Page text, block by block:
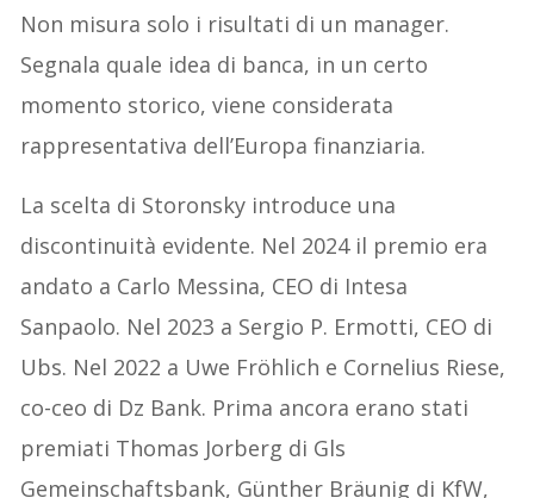
Non misura solo i risultati di un manager.
Segnala quale idea di banca, in un certo
momento storico, viene considerata
rappresentativa dell’Europa finanziaria.
La scelta di Storonsky introduce una
discontinuità evidente. Nel 2024 il premio era
andato a Carlo Messina, CEO di Intesa
Sanpaolo. Nel 2023 a Sergio P. Ermotti, CEO di
Ubs. Nel 2022 a Uwe Fröhlich e Cornelius Riese,
co-ceo di Dz Bank. Prima ancora erano stati
premiati Thomas Jorberg di Gls
Gemeinschaftsbank, Günther Bräunig di KfW,